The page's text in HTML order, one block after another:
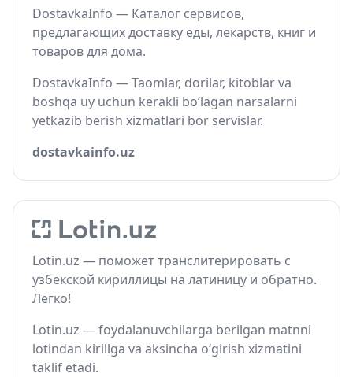
DostavkaInfo — Каталог сервисов,
предлагающих доставку еды, лекарств, книг и
товаров для дома.
DostavkaInfo — Taomlar, dorilar, kitoblar va
boshqa uy uchun kerakli bo‘lagan narsalarni
yetkazib berish xizmatlari bor servislar.
dostavkainfo.uz
Lotin.uz — поможет транслитерировать с
узбекской кириллицы на латиницу и обратно.
Легко!
Lotin.uz — foydalanuvchilarga berilgan matnni
lotindan kirillga va aksincha o‘girish xizmatini
taklif etadi.